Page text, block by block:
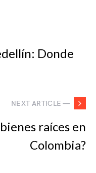
Donde
NEXT ARTICLE —
raíces en
Colombia?